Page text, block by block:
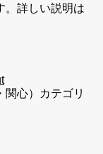
。詳しい説明は
心）カテゴリ